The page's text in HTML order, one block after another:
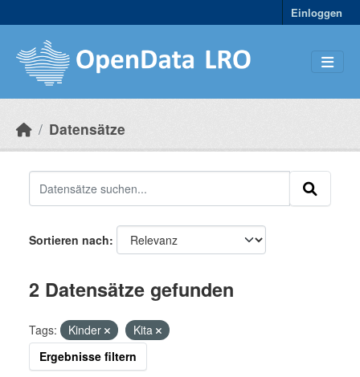
Einloggen
Datensätze
Sortieren nach
2 Datensätze gefunden
Tags: Kinder
Kita
Ergebnisse filtern